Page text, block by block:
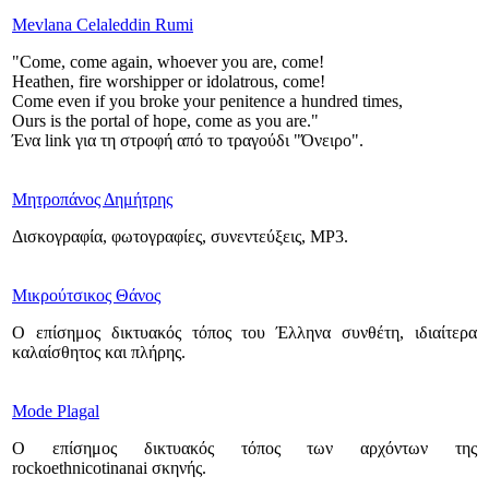
Mevlana Celaleddin Rumi
"Come, come again, whoever you are, come!
Heathen, fire worshipper or idolatrous, come!
Come even if you broke your penitence a hundred times,
Ours is the portal of hope, come as you are."
Ένα link για τη στροφή από το τραγούδι "Όνειρο".
Μητροπάνος Δημήτρης
Δισκογραφία, φωτογραφίες, συνεντεύξεις, MP3.
Μικρούτσικος Θάνος
Ο επίσημος δικτυακός τόπος του Έλληνα συνθέτη, ιδιαίτερα
καλαίσθητος και πλήρης.
Mode Plagal
Ο επίσημος δικτυακός τόπος των αρχόντων της
rockoethnicotinanai σκηνής.